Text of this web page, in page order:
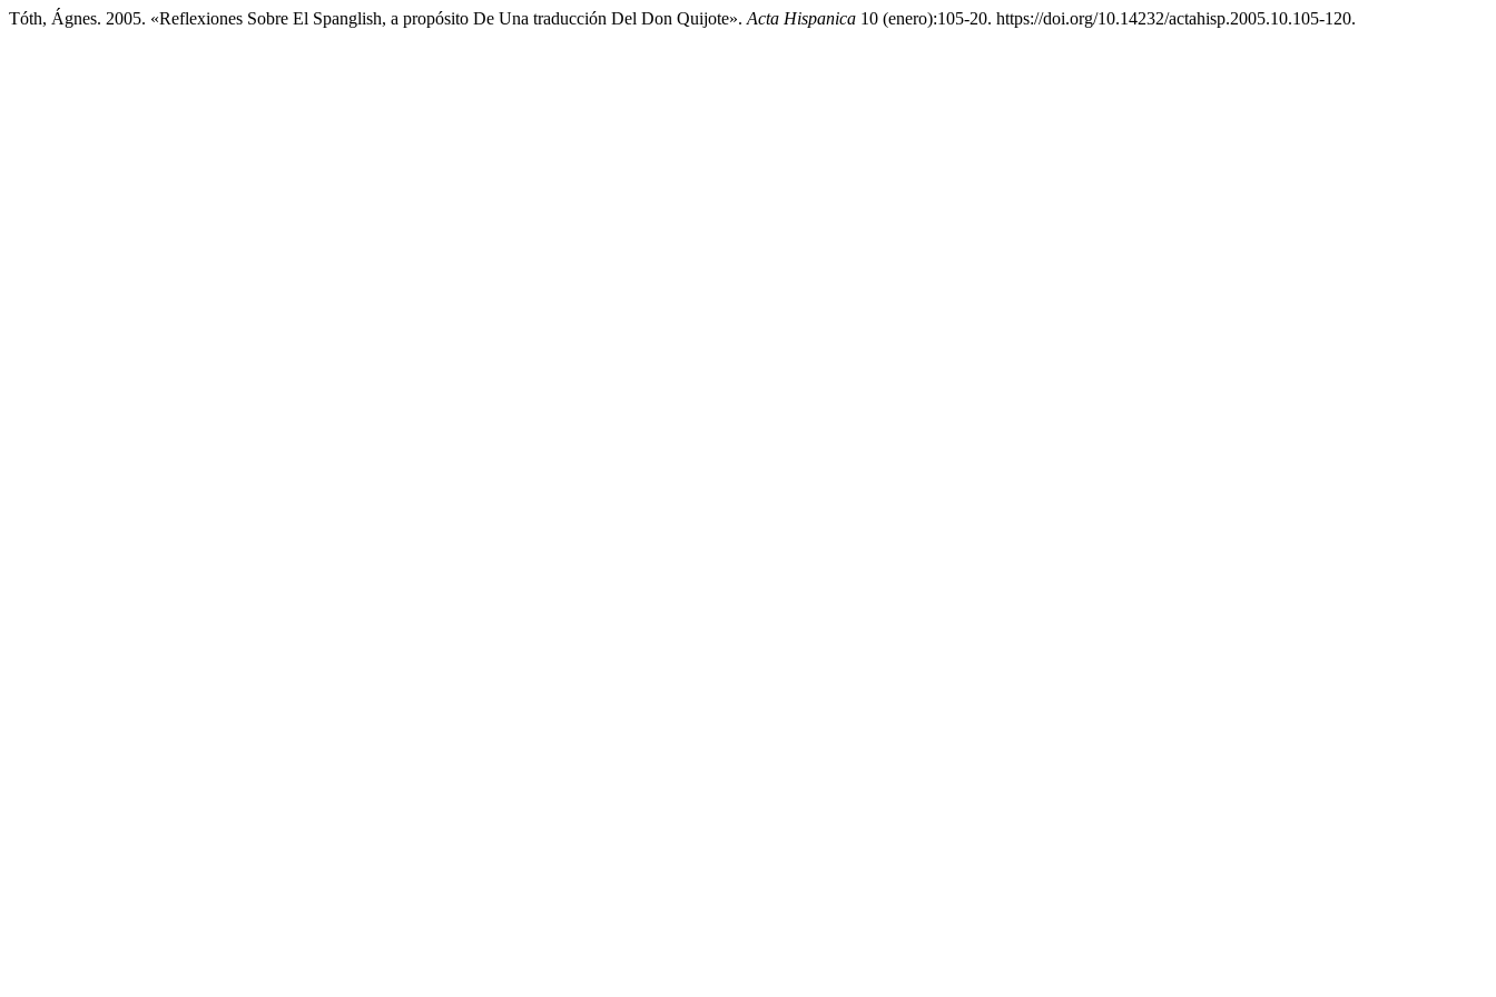
Tóth, Ágnes. 2005. «Reflexiones Sobre El Spanglish, a propósito De Una traducción Del Don Quijote». Acta Hispanica 10 (enero):105-20. https://doi.org/10.14232/actahisp.2005.10.105-120.